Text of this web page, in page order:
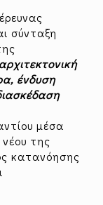
σύνταξη
αρχιτεκτονική
ένδυση
μέσα
της
κατανόησης